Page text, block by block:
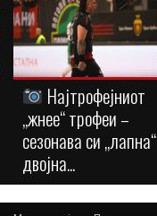
Најтрофејниот
„жнее“ трофеи –
сезонава си „лапна“
двојна...